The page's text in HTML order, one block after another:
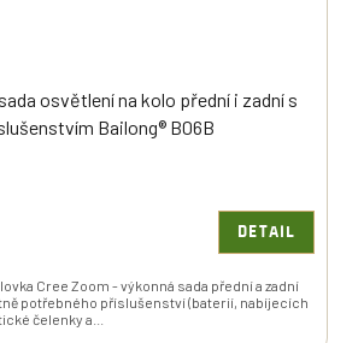
osvětlení na kolo přední i zadní s
Bailong® B06B
DETAIL
Cree Zoom - výkonná sada přední a zadní
potřebného příslušenství (baterií, nabíjecích
čelenky a...